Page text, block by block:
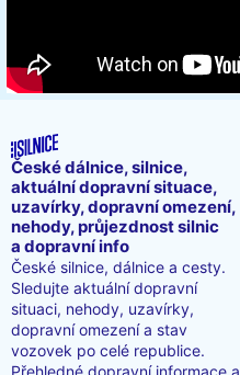
České dálnice, silnice,
aktuální dopravní situace,
uzavírky, dopravní omezení,
nehody, průjezdnost silnic
a dopravní info
České silnice, dálnice a cesty.
Sledujte aktuální dopravní
situaci, nehody, uzavírky,
dopravní omezení a stav
vozovek po celé republice.